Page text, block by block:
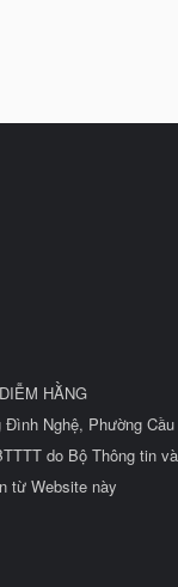
HẰNG
Nghệ, Phường
do Bộ Thông tin
từ Website này